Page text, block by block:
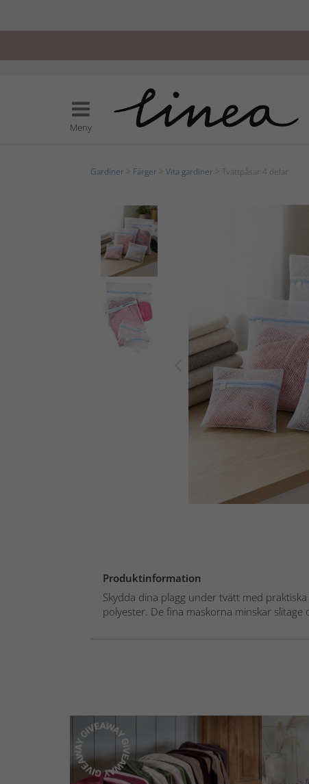
Meny
Gardiner Färger Vita gardiner > Tvättpåsar 4 delar
Produktinformation
Skydda dina plagg under tvätt med
polyester. De fina maskorna minskar slitage